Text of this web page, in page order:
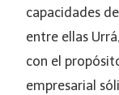
capacidades
entre ellas
con el
empresarial